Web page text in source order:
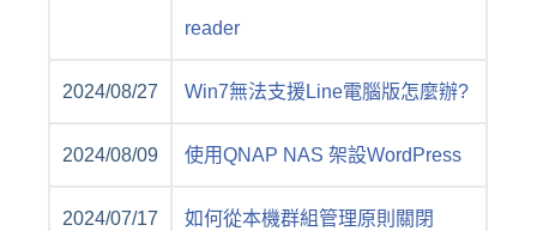
reader
2024/08/27 Win7無法支援Line電腦版怎麼辦?
2024/08/09 使用QNAP NAS 架設WordPress
2024/07/17 如何從本機群組管理原則關閉